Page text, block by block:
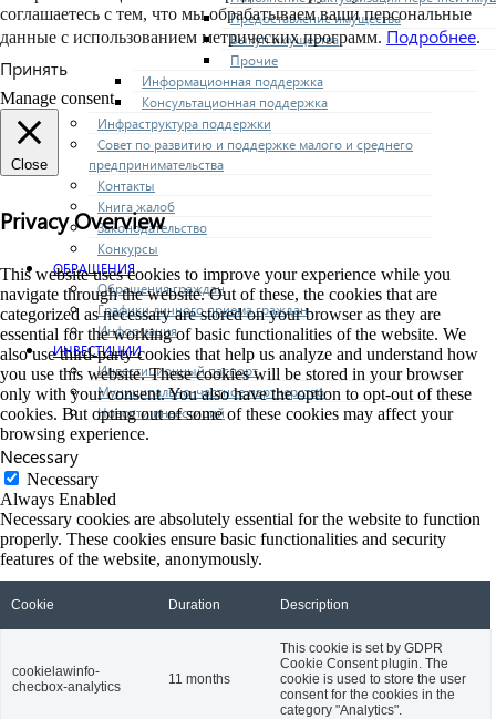
Предоставление имущества
Выкуп имущества
Прочие
Информационная поддержка
Консультационная поддержка
Инфраструктура поддержки
Совет по развитию и поддержке малого и среднего
предпринимательства
Контакты
Книга жалоб
Законодательство
Конкурсы
ОБРАЩЕНИЯ
Обращения граждан
Графики личного приема граждан
Информация
ИНВЕСТИЦИИ
Инвестиционный паспорт
Муниципально-частное партнерство
Новости инвестиций
соглашаетесь с тем, что мы обрабатываем ваши персональные
данные с использованием метрических программ. Подробнее.
Принять
Manage consent
Close
Privacy Overview
This website uses cookies to improve your experience while you
navigate through the website. Out of these, the cookies that are
categorized as necessary are stored on your browser as they are
essential for the working of basic functionalities of the website. We
also use third-party cookies that help us analyze and understand how
you use this website. These cookies will be stored in your browser
only with your consent. You also have the option to opt-out of these
cookies. But opting out of some of these cookies may affect your
browsing experience.
Necessary
Necessary
Always Enabled
Necessary cookies are absolutely essential for the website to function
properly. These cookies ensure basic functionalities and security
features of the website, anonymously.
Cookie Duration Description
cookielawinfo-
checbox-analytics
11 months
This cookie is set by GDPR
Cookie Consent plugin. The
cookie is used to store the user
consent for the cookies in the
category "Analytics".